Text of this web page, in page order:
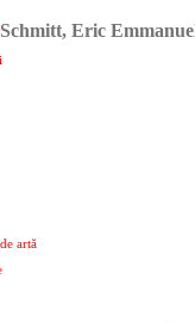
Schmitt, Eric
artă